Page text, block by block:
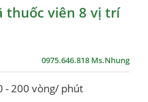
thuốc viên 8 vị trí
0975.646.818 Ms.Nhung
- 200 vòng/ phút